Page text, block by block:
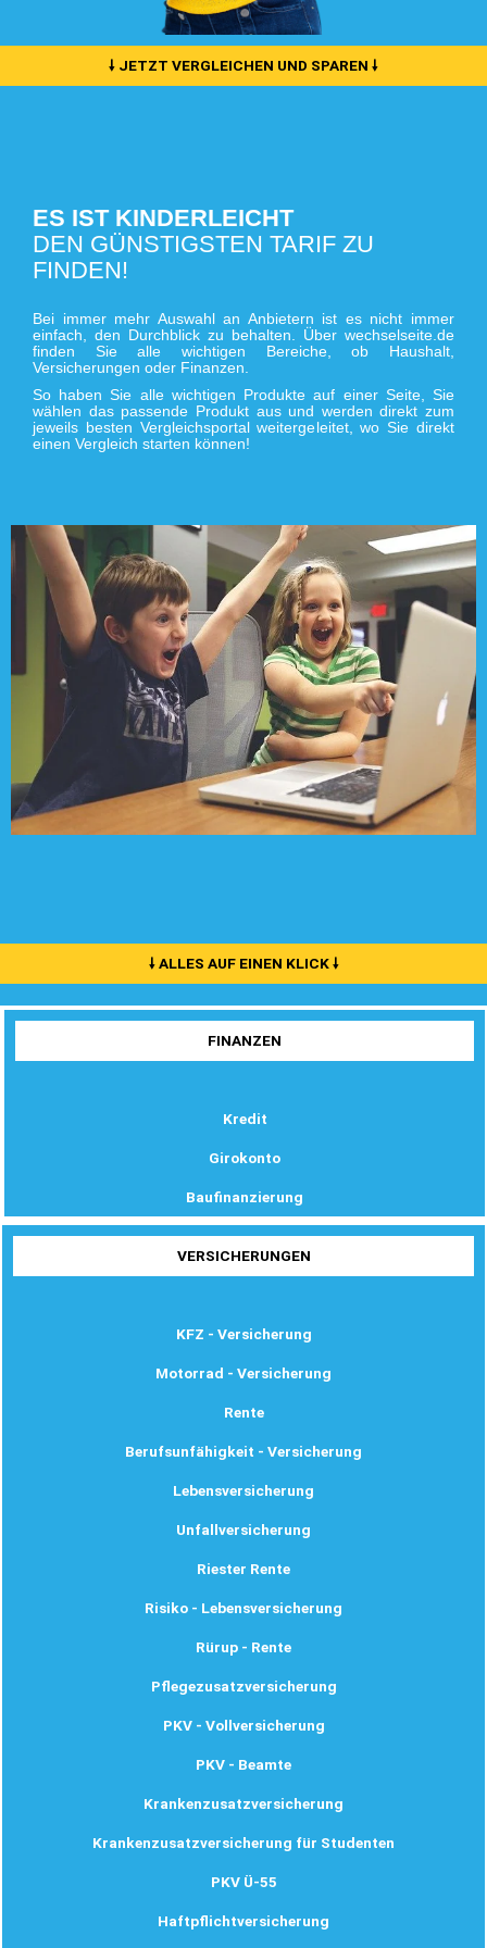
🠗 JETZT VERGLEICHEN UND SPAREN 🠗
ES IST KINDERLEICHT
DEN GÜNSTIGSTEN TARIF ZU
FINDEN!
Bei immer mehr Auswahl an Anbietern ist es nicht immer
einfach, den Durchblick zu behalten. Über wechselseite.de
finden Sie alle wichtigen Bereiche, ob Haushalt,
Versicherungen oder Finanzen.
So haben Sie alle wichtigen Produkte auf einer Seite, Sie
wählen das passende Produkt aus und werden direkt zum
jeweils besten Vergleichsportal weitergeleitet, wo Sie direkt
einen Vergleich starten können!
🠗 ALLES AUF EINEN KLICK 🠗
FINANZEN
Kredit
Girokonto
Baufinanzierung
VERSICHERUNGEN
KFZ - Versicherung
Motorrad - Versicherung
Rente
Berufsunfähigkeit - Versicherung
Lebensversicherung
Unfallversicherung
Riester Rente
Risiko - Lebensversicherung
Rürup - Rente
Pflegezusatzversicherung
PKV - Vollversicherung
PKV - Beamte
Krankenzusatzversicherung
Krankenzusatzversicherung für Studenten
PKV Ü-55
Haftpflichtversicherung